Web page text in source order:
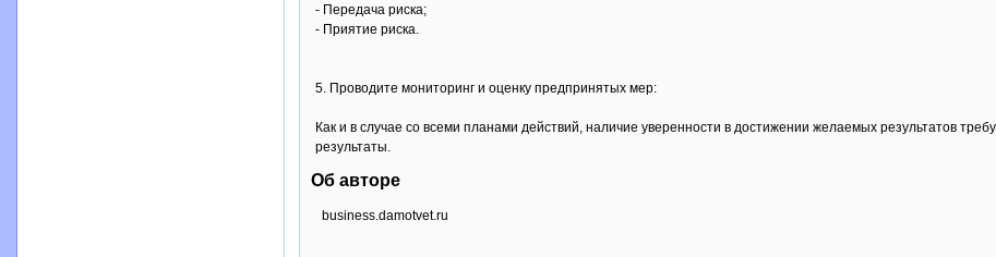
- Передача риска;
- Приятие риска.
5. Проводите мониторинг и оценку предпринятых мер:
Как и в случае со всеми планами действий, наличие уверенности в достижении желаемых результатов
результаты.
Об авторе
business.damotvet.ru